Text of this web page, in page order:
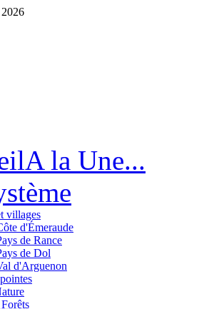
A la Une...
villages
d'Émeraude
de Rance
de Dol
d'Arguenon